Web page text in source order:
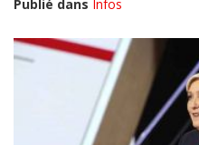
Publié dans Infos